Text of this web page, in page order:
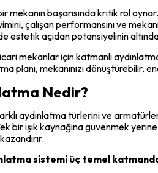
mekanın başarısında kritik rol
çalışan performansını ve
estetik açıdan potansiyelinin
mekanlar için katmanlı
planı, mekanınızı
Nedir?
aydınlatma türlerini ve
bir ışık kaynağına güvenmek
sistemi üç temel